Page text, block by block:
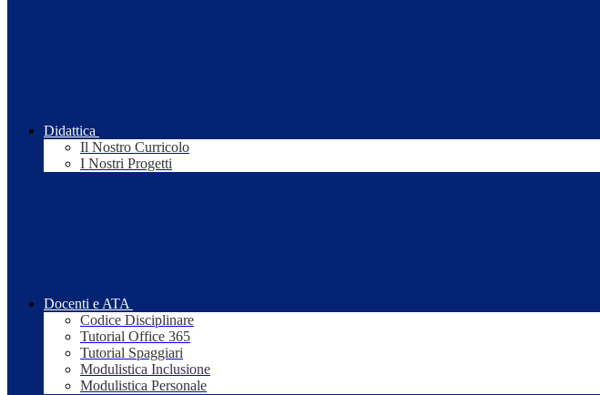
Didattica
Il Nostro Curricolo
I Nostri Progetti
Docenti e ATA
Codice Disciplinare
Tutorial Office 365
Tutorial Spaggiari
Modulistica Inclusione
Modulistica Personale